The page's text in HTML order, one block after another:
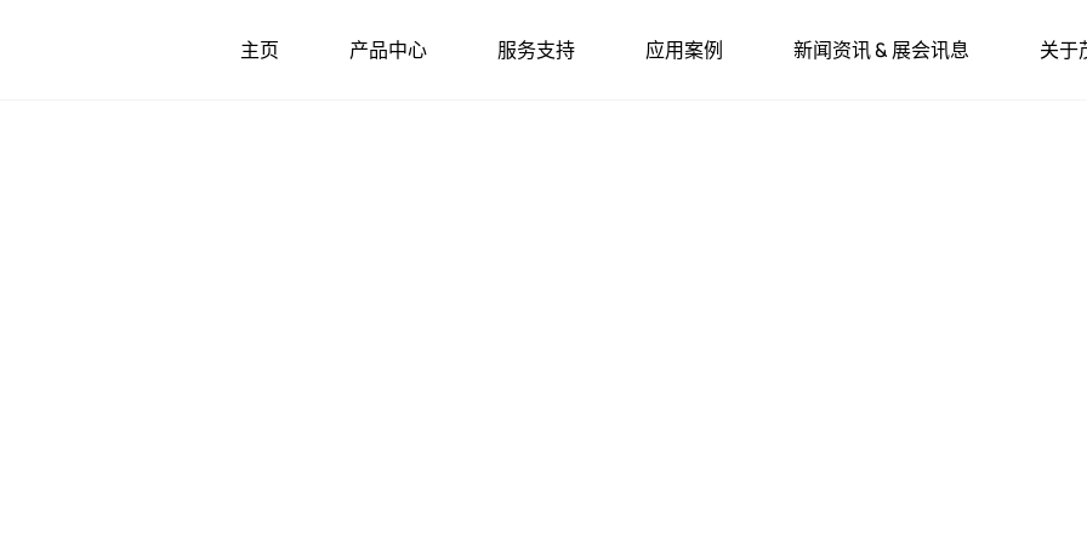
主页 产品中心 服务支持 应用案例 新闻资讯 & 展会讯息 关于